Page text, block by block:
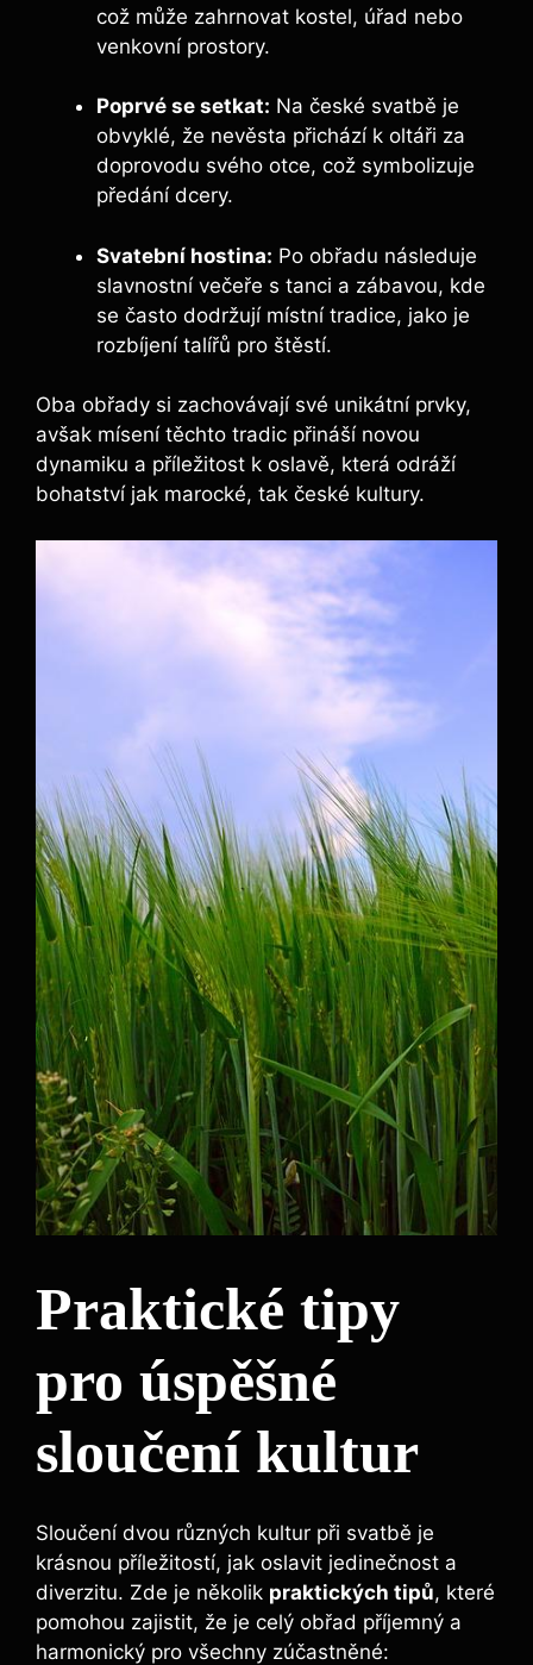
což může zahrnovat kostel, úřad nebo
venkovní prostory.
Poprvé se setkat: Na české svatbě je
obvyklé, že nevěsta přichází k oltáři za
doprovodu svého otce, což symbolizuje
předání dcery.
Svatební hostina: Po obřadu následuje
slavnostní večeře s tanci a zábavou, kde
se často dodržují místní tradice, jako je
rozbíjení talířů pro štěstí.
Oba obřady si zachovávají své unikátní prvky,
avšak mísení těchto tradic přináší novou
dynamiku a příležitost k oslavě, která odráží
bohatství jak marocké, tak české kultury.
Praktické tipy
pro úspěšné
sloučení kultur
Sloučení dvou různých kultur při svatbě je
krásnou příležitostí, jak oslavit jedinečnost a
diverzitu. Zde je několik praktických tipů, které
pomohou zajistit, že je celý obřad příjemný a
harmonický pro všechny zúčastněné: